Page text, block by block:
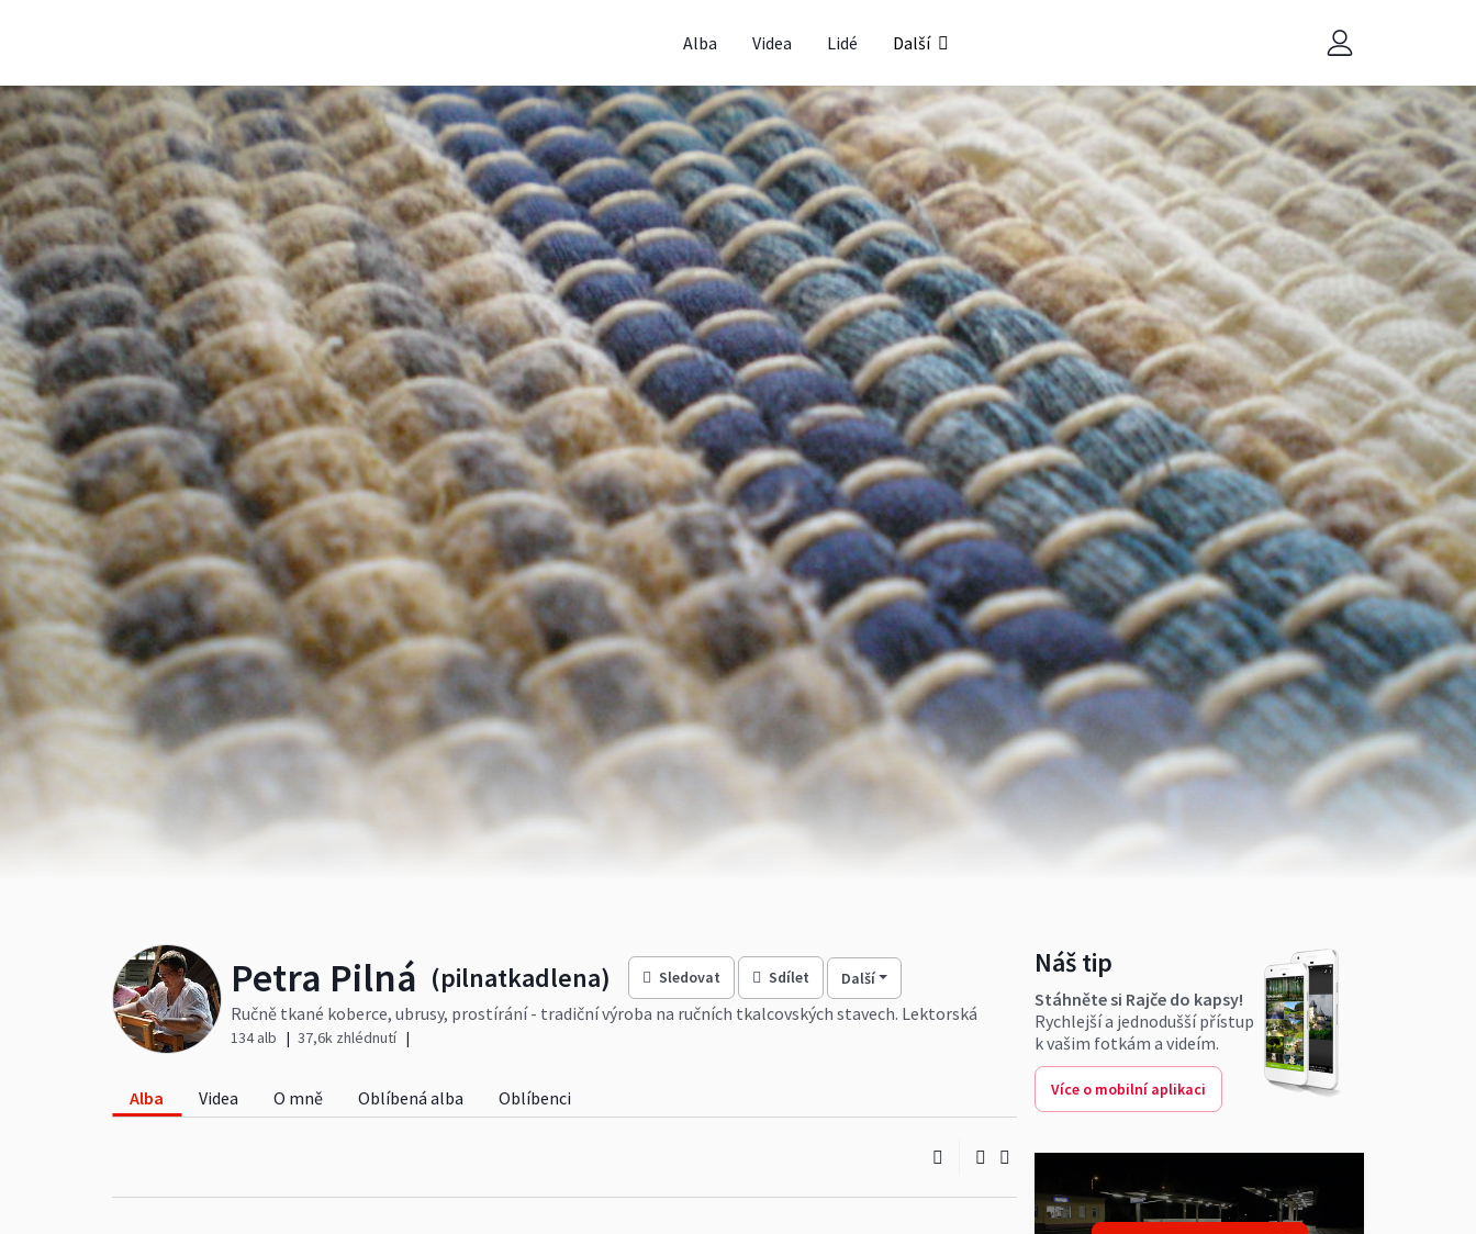
Alba Videa Lidé Další
Petra Pilná (pilnatkadlena) Sledovat Sdílet Další
Ručně tkané koberce, ubrusy, prostírání - tradiční výroba na ručních tkalcovských stavech. Lektorská
činnost, ukázky a předvádění výroby, tkaní na zakázku. Více informací najdete na
134 alb 37,6k zhlédnutí
Náš tip
Stáhněte si Rajče do kapsy!
Rychlejší a jednodušší přístup
k vašim fotkám a videím.
Alba Videa O mně Oblíbená alba Oblíbenci Více o mobilní aplikaci